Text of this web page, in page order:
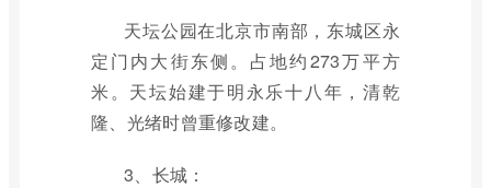
天坛公园在北京市南部，东城区永
定门内大街东侧。占地约273万平方
米。天坛始建于明永乐十八年，清乾
隆、光绪时曾重修改建。
3、长城：